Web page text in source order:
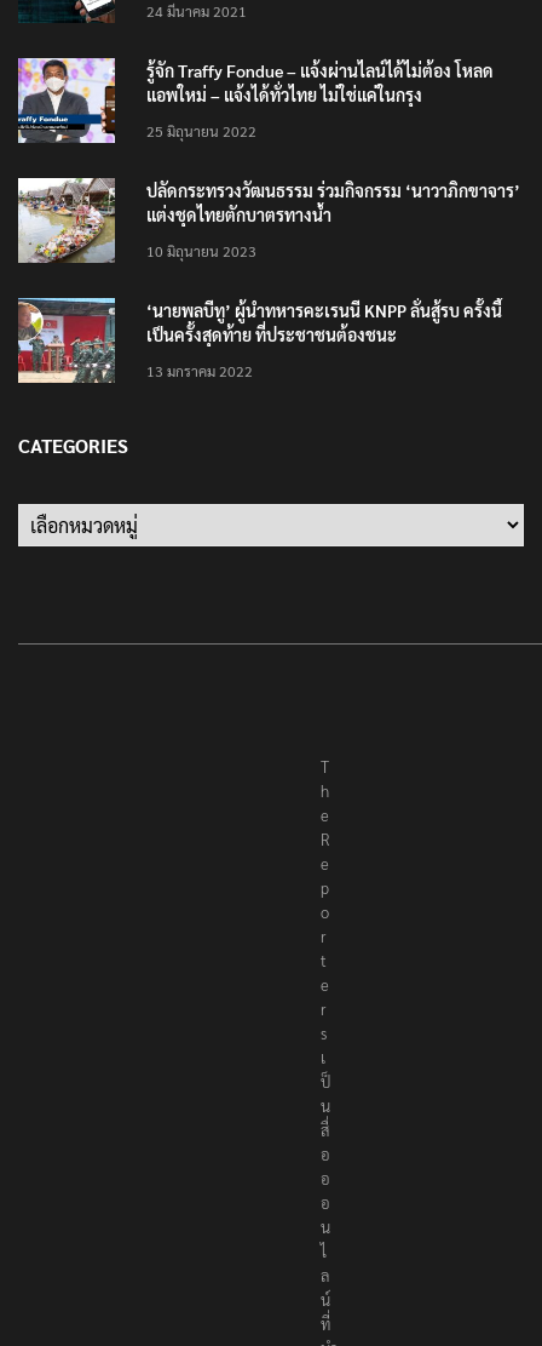
24 มีนาคม 2021
รู้จัก Traffy Fondue – แจ้งผ่านไลน์ได้ไม่ต้อง โหลด
แอพใหม่ – แจ้งได้ทั่วไทย ไม่ใช่แค่ในกรุง
25 มิถุนายน 2022
ปลัดกระทรวงวัฒนธรรม ร่วมกิจกรรม ‘นาวาภิกขาจาร’
แต่งชุดไทยตักบาตรทางน้ำ
10 มิถุนายน 2023
‘นายพลบีทู’ ผู้นำทหารคะเรนนี KNPP ลั่นสู้รบ ครั้งนี้
เป็นครั้งสุดท้าย ที่ประชาชนต้องชนะ
13 มกราคม 2022
CATEGORIES
Categories
T
h
e
R
e
p
o
r
t
e
r
s
เ
ป็
น
สื่
อ
อ
อ
น
ไ
ล
น์
ที่